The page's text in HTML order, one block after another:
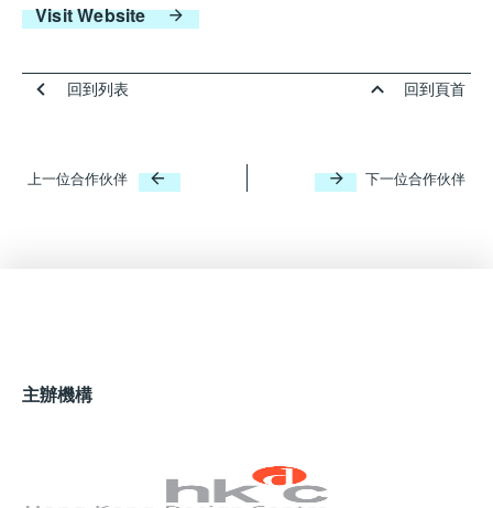
Visit Website
回到列表 回到頁首
上一位合作伙伴 下一位合作伙伴
主辦機構